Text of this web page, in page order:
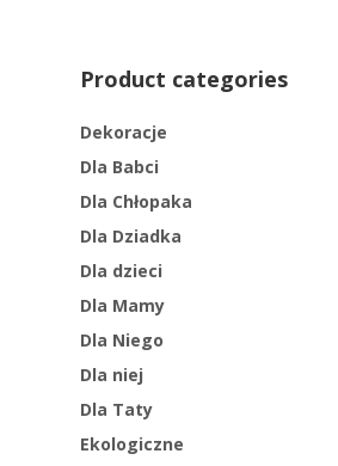
Product categories
Dekoracje
Dla Babci
Dla Chłopaka
Dla Dziadka
Dla dzieci
Dla Mamy
Dla Niego
Dla niej
Dla Taty
Ekologiczne